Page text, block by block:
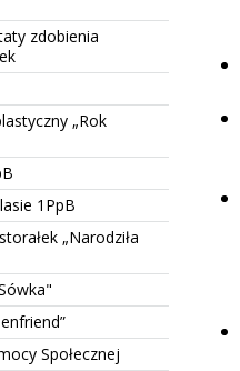
zdobienia
„Rok
1PpB
„Narodziła
Społecznej